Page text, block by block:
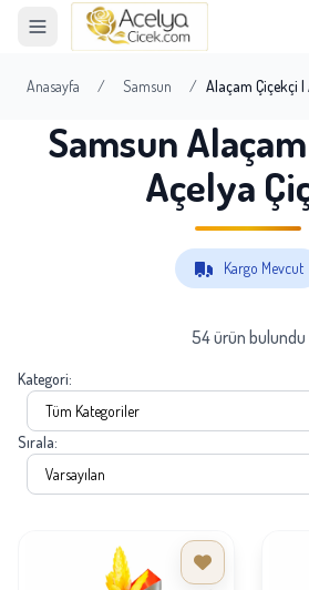
Anasayfa / Samsun / Alaçam Çiçekçi |
Samsun
Açelya
Kargo Mevcut
54 ürün bulundu
Kategori:
Sırala: